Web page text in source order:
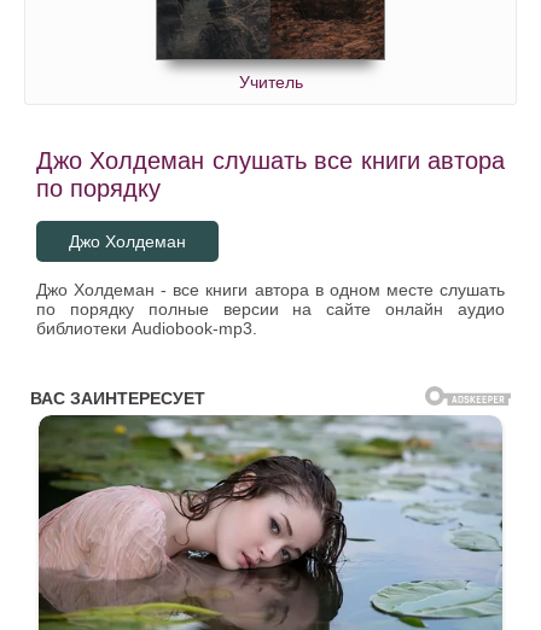
Учитель
Джо Холдеман слушать все книги автора
по порядку
Джо Холдеман
Джо Холдеман - все книги автора в одном месте слушать
по порядку полные версии на сайте онлайн аудио
библиотеки Audiobook-mp3.